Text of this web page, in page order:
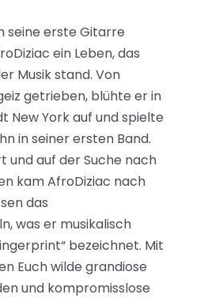
seine erste Gitarre
ein Leben, das
Musik stand. Von
getrieben, blühte er in
New York auf und spielte
in seiner ersten Band.
und auf der Suche nach
kam AfroDiziac nach
das
was er musikalisch
bezeichnet. Mit
Euch wilde grandiose
und kompromisslose